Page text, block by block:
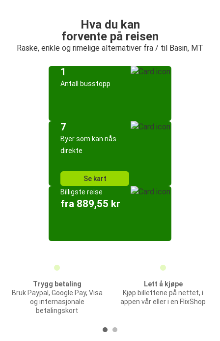
Hva du kan
forvente på reisen
Raske, enkle og rimelige alternativer fra / til Basin, MT
1
Antall busstopp
7
Byer som kan nås
direkte
Se kart
Billigste reise
fra 889,55 kr
Trygg betaling
Bruk Paypal, Google Pay, Visa
og internasjonale
betalingskort
Lett å kjøpe
Kjøp billettene på nettet, i
appen vår eller i en FlixShop